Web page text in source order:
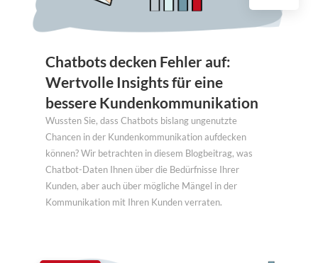
Chatbots decken Fehler auf:
Wertvolle Insights für eine
bessere Kundenkommunikation
Wussten Sie, dass Chatbots bislang ungenutzte
Chancen in der Kundenkommunikation aufdecken
können? Wir betrachten in diesem Blogbeitrag, was
Chatbot-Daten Ihnen über die Bedürfnisse Ihrer
Kunden, aber auch über mögliche Mängel in der
Kommunikation mit Ihren Kunden verraten.